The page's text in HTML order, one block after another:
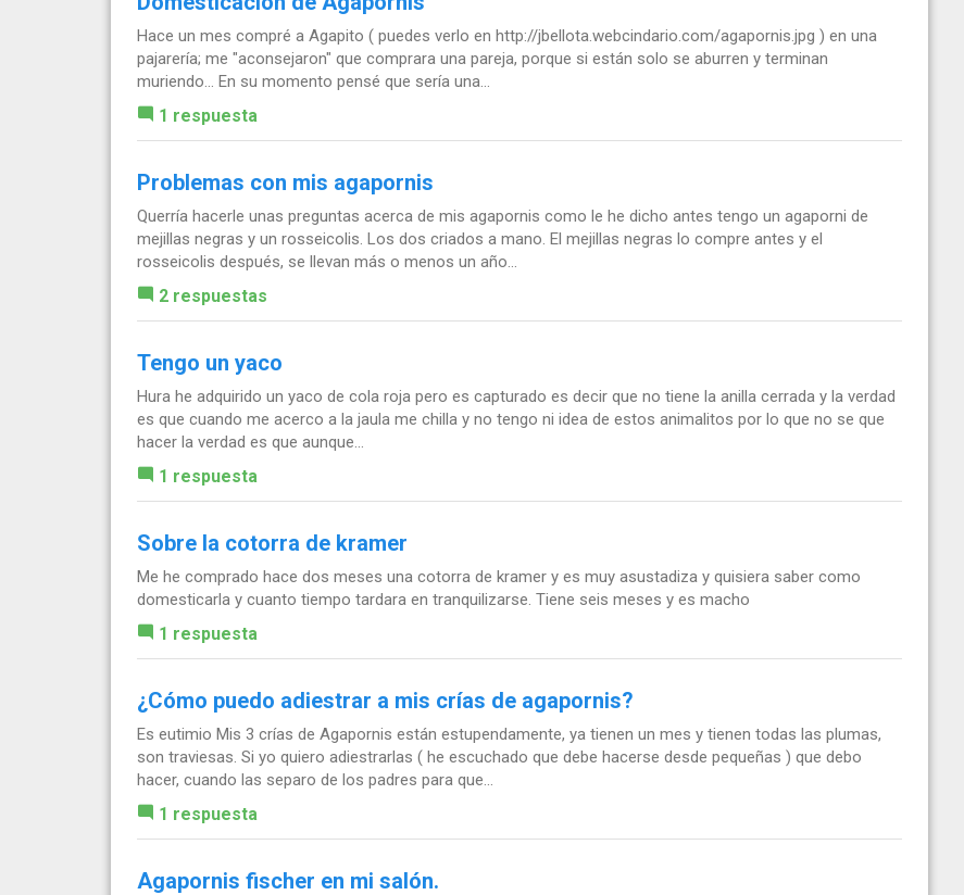
Hace un mes compré a Agapito ( puedes verlo en http://jbellota.webcindario.com/agapornis.jpg ) en una
pajarería; me "aconsejaron" que comprara una pareja, porque si están solo se aburren y terminan
muriendo... En su momento pensé que sería una...
1 respuesta
Problemas con mis agapornis
Querría hacerle unas preguntas acerca de mis agapornis como le he dicho antes tengo un agaporni de
mejillas negras y un rosseicolis. Los dos criados a mano. El mejillas negras lo compre antes y el
rosseicolis después, se llevan más o menos un año...
2 respuestas
Tengo un yaco
Hura he adquirido un yaco de cola roja pero es capturado es decir que no tiene la anilla cerrada y la verdad
es que cuando me acerco a la jaula me chilla y no tengo ni idea de estos animalitos por lo que no se que
hacer la verdad es que aunque...
1 respuesta
Sobre la cotorra de kramer
Me he comprado hace dos meses una cotorra de kramer y es muy asustadiza y quisiera saber como
domesticarla y cuanto tiempo tardara en tranquilizarse. Tiene seis meses y es macho
1 respuesta
¿Cómo puedo adiestrar a mis crías de agapornis?
Es eutimio Mis 3 crías de Agapornis están estupendamente, ya tienen un mes y tienen todas las plumas,
son traviesas. Si yo quiero adiestrarlas ( he escuchado que debe hacerse desde pequeñas ) que debo
hacer, cuando las separo de los padres para que...
1 respuesta
Agapornis fischer en mi salón.